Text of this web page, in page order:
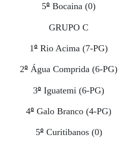
5º Bocaina (0)
GRUPO C
1º Rio Acima (7-PG)
2º Água Comprida (6-PG)
3º Iguatemi (6-PG)
4º Galo Branco (4-PG)
5ºCuritibanos (0)